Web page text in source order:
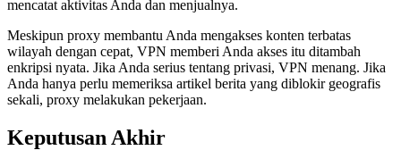
mencatat aktivitas Anda dan menjualnya.
Meskipun proxy membantu Anda mengakses konten terbatas
wilayah dengan cepat, VPN memberi Anda akses itu ditambah
enkripsi nyata. Jika Anda serius tentang privasi, VPN menang. Jika
Anda hanya perlu memeriksa artikel berita yang diblokir geografis
sekali, proxy melakukan pekerjaan.
Keputusan Akhir